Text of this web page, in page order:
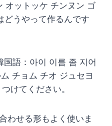
オットッケ チンヌン ゴ
どうやって作るんです
国語：아이 이름 좀 지어
チョム チオ ジュセヨ
けてください。
わせる形もよく使いま